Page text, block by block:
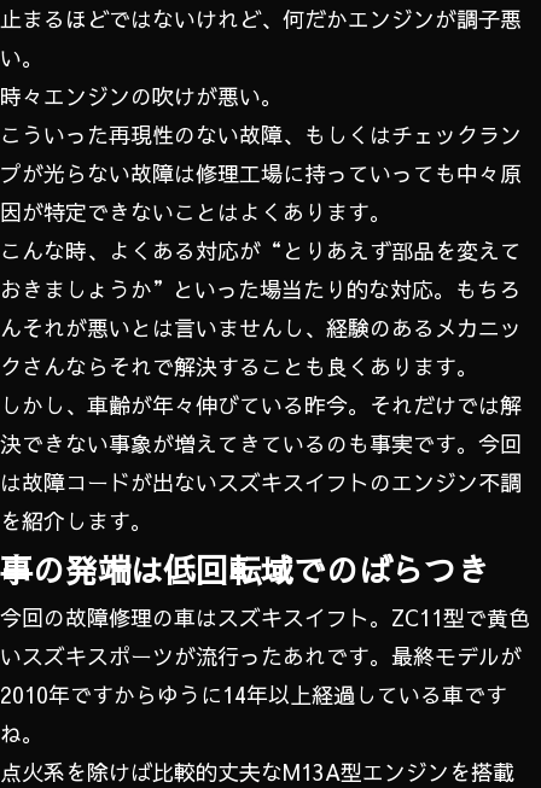
止まるほどではないけれど、何だかエンジンが調子悪
い。
時々エンジンの吹けが悪い。
こういった再現性のない故障、もしくはチェックラン
プが光らない故障は修理工場に持っていっても中々原
因が特定できないことはよくあります。
こんな時、よくある対応が“とりあえず部品を変えて
おきましょうか”といった場当たり的な対応。もちろ
んそれが悪いとは言いませんし、経験のあるメカニッ
クさんならそれで解決することも良くあります。
しかし、車齢が年々伸びている昨今。それだけでは解
決できない事象が増えてきているのも事実です。今回
は故障コードが出ないスズキスイフトのエンジン不調
を紹介します。
事の発端は低回転域でのばらつき
今回の故障修理の車はスズキスイフト。ZC11型で黄色
いスズキスポーツが流行ったあれです。最終モデルが
2010年ですからゆうに14年以上経過している車です
ね。
点火系を除けば比較的丈夫なM13A型エンジンを搭載